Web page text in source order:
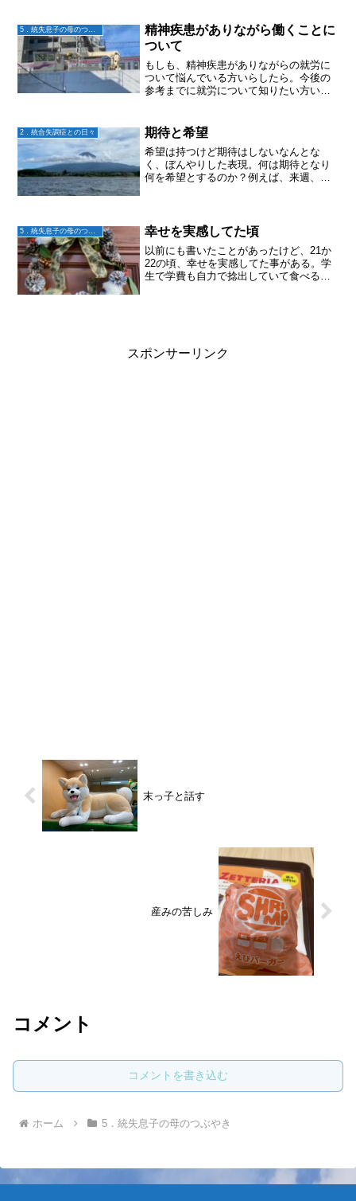
精神疾患がありながら働くことに
ついて
もしも、精神疾患がありながらの就労に
ついて悩んでいる方いらしたら。今後の
参考までに就労について知りたい方いら
したら。コチラ↓おすすめです。【#6】
Inclusive H...
2．統合失調症との日々 期待と希望
希望は持つけど期待はしないなんとな
く、ぼんやりした表現。何は期待となり
何を希望とするのか？例えば、来週、作
る。けれど当日になって、や...
幸せを実感してた頃
以前にも書いたことがあったけど、21か
22の頃、幸せを実感してた事がある。学
生で学費も自力で捻出していて食べるも
スポンサーリンク
末っ子と話す
産みの苦しみ
コメント
コメントを書き込む
ホーム 5．統失息子の母のつぶやき